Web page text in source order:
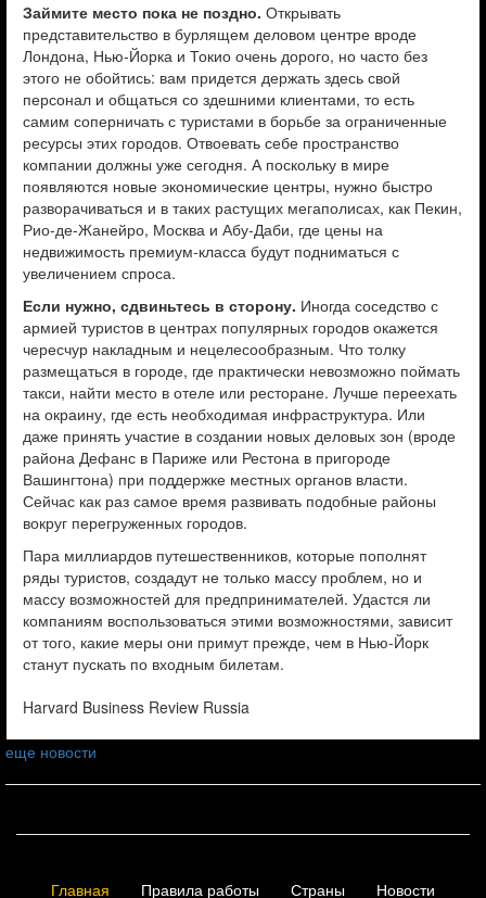
Займите место пока не поздно. Открывать
представительство в бурлящем деловом центре вроде
Лондона, Нью-Йорка и Токио очень дорого, но часто без
этого не обойтись: вам придется держать здесь свой
персонал и общаться со здешними клиентами, то есть
самим соперничать с туристами в борьбе за ограниченные
ресурсы этих городов. Отвоевать себе пространство
компании должны уже сегодня. А поскольку в мире
появляются новые экономические центры, нужно быстро
разворачиваться и в таких растущих мегаполисах, как Пекин,
Рио-де-Жанейро, Москва и Абу-Даби, где цены на
недвижимость премиум-класса будут подниматься с
увеличением спроса.
Если нужно, сдвиньтесь в сторону. Иногда соседство с
армией туристов в центрах популярных городов ­окажется
чересчур накладным и нецелесообразным. Что толку
размещаться в городе, где практически невозможно поймать
такси, найти место в отеле или ресторане. Лучше переехать
на окраину, где есть необходимая инфраструктура. Или
даже принять участие в создании новых деловых зон (вроде
района Дефанс в Париже или Рестона в пригороде
Вашингтона) при поддержке местных органов власти.
Сейчас как раз самое время развивать подобные районы
вокруг перегруженных городов.
Пара миллиардов путешественников, которые пополнят
ряды туристов, создадут не только массу проблем, но и
массу возможностей для предпринимателей. Удастся ли
компаниям воспользоваться этими возможностями, зависит
от того, какие меры они примут прежде, чем в Нью-Йорк
станут пускать по входным билетам.
Harvard Business Review Russia
еще новости
Главная Правила работы Страны Новости